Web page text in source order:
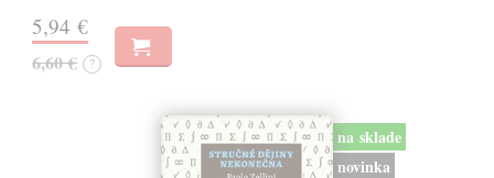
5,94 €
6,60 € ?
na sklade
novinka